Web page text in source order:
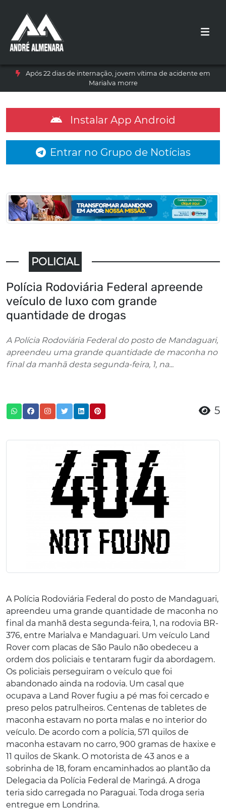
Após 22 dias de internação, jovem vítima de acidente em
Marialva morre
Instalar App Android
Entrar no Grupo de Notícias
POLICIAL
Polícia Rodoviária Federal apreende
veículo de luxo com grande
quantidade de drogas
A Polícia Rodoviária Federal do posto de Mandaguari,
apreendeu uma grande quantidade de maconha no
final da manhã desta segunda-feira, 1, na...
5
A Polícia Rodoviária Federal do posto de Mandaguari,
apreendeu uma grande quantidade de maconha no
final da manhã desta segunda-feira, 1, na rodovia BR-
376, entre Marialva e Mandaguari. Um veículo Land
Rover com placas de São Paulo não obedeceu a
ordem dos policiais e tentaram fugir da abordagem.
Os policiais perseguiram o veículo que foi
abandonado ainda na rodovia. Um casal que
ocupava a Land Rover fugiu a pé mas foi cercado e
preso pelos patrulheiros. Centenas de tabletes de
maconha estavam no porta malas e no interior do
veículo. De acordo com a polícia, 571 quilos de
maconha estavam no carro, 900 gramas de haxixe e
11 quilos de Skank. O motorista de 43 anos e a
sobrinha de 18, foram encaminhados ao plantão da
Delegacia da Polícia Federal de Maringá. A droga
teria sido carregada no Paraguai. Toda droga seria
entregue em Londrina.